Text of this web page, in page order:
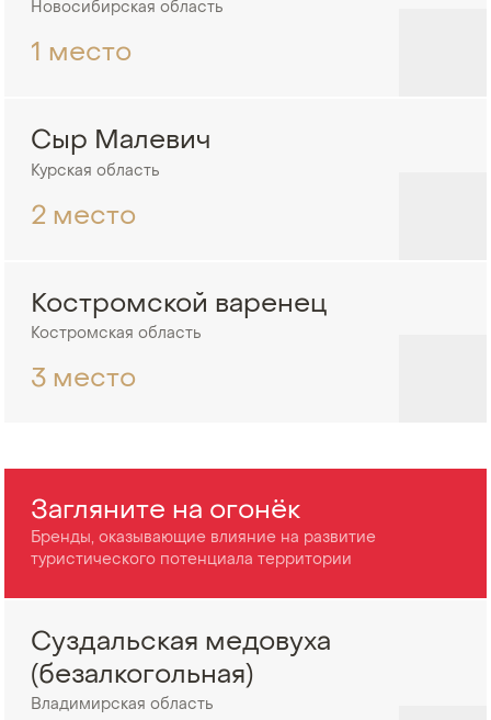
Новосибирская область
1 место
Сыр Малевич
Курская область
2 место
Костромской варенец
Костромская область
3 место
Загляните на огонёк
Бренды, оказывающие влияние на развитие
туристического потенциала территории
Суздальская медовуха
(безалкогольная)
Владимирская область